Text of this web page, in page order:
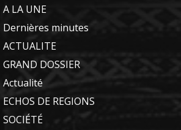
A LA UNE
Dernières minutes
ACTUALITE
GRAND DOSSIER
Actualité
ECHOS DE REGIONS
SOCIÉTÉ